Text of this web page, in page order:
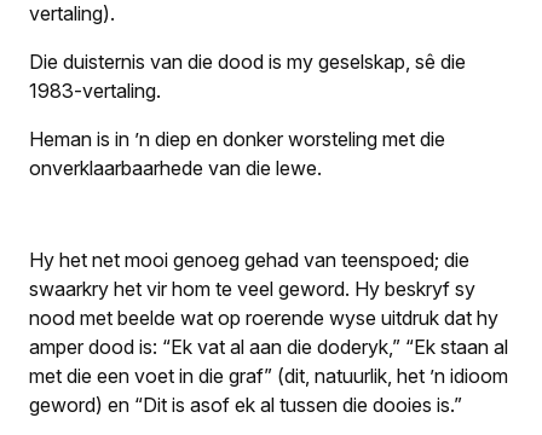
vertaling).
Die duisternis van die dood is my geselskap, sê die
1983-vertaling.
Heman is in ’n diep en donker worsteling met die
onverklaar­baarhede van die lewe.
Hy het net mooi genoeg gehad van teenspoed; die
swaarkry het vir hom te veel geword. Hy beskryf sy
nood met beelde wat op roerende wyse uitdruk dat hy
amper dood is: “Ek vat al aan die doderyk,” “Ek staan al
met die een voet in die graf” (dit, natuurlik, het ’n idioom
geword) en “Dit is asof ek al tussen die dooies is.”